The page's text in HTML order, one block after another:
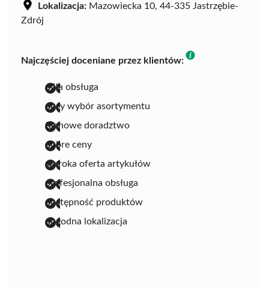
Lokalizacja: Mazowiecka 10, 44-335 Jastrzębie-
Zdrój
Najczęściej doceniane przez klientów:
miła obsługa
duży wybór asortymentu
fachowe doradztwo
dobre ceny
szeroka oferta artykułów
profesjonalna obsługa
dostępność produktów
dogodna lokalizacja